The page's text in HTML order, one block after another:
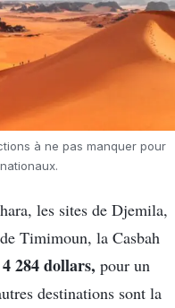
à ne pas manquer pour
les sites de Djemila,
Timimoun, la Casbah
284 dollars, pour un
destinations sont la